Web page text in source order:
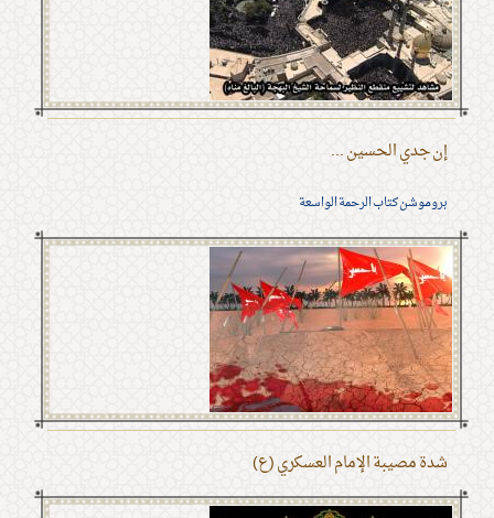
إن جدي الحسين ...
بروموشن كتاب الرحمة الواسعة
شدة مصيبة الإمام العسكري (ع)